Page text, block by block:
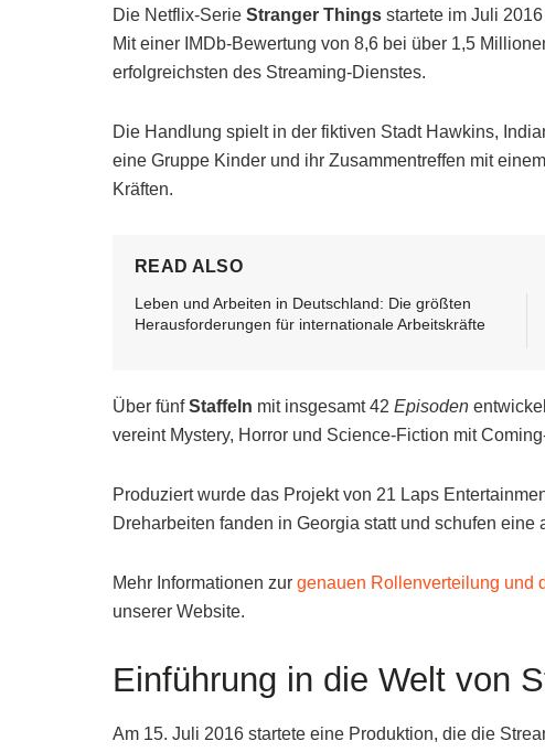
Die Netflix-Serie Stranger Things startete im Juli
Mit einer IMDb-Bewertung von 8,6 bei über 1,5
erfolgreichsten des Streaming-Dienstes.
Die Handlung spielt in der fiktiven Stadt Hawkins,
eine Gruppe Kinder und ihr Zusammentreffen mit
Kräften.
READ ALSO
Leben und Arbeiten in Deutschland: Die größten
Herausforderungen für internationale Arbeitskräfte
Über fünfStaffeln mit insgesamt 42 Episoden
vereint Mystery, Horror und Science-Fiction mit
Produziert wurde das Projekt von 21 Laps
Dreharbeiten fanden in Georgia statt und schufen
Mehr Informationen zur genauen Rollenverteilung und
unserer Website.
Einführung in die Welt von
Am 15. Juli 2016 startete eine Produktion, die die